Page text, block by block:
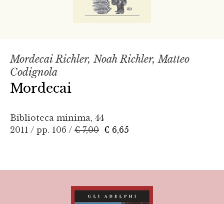
Mordecai Richler, Noah Richler, Matteo
Codignola
Mordecai
Biblioteca minima, 44
2011 / pp. 106 / € 7,00 € 6,65